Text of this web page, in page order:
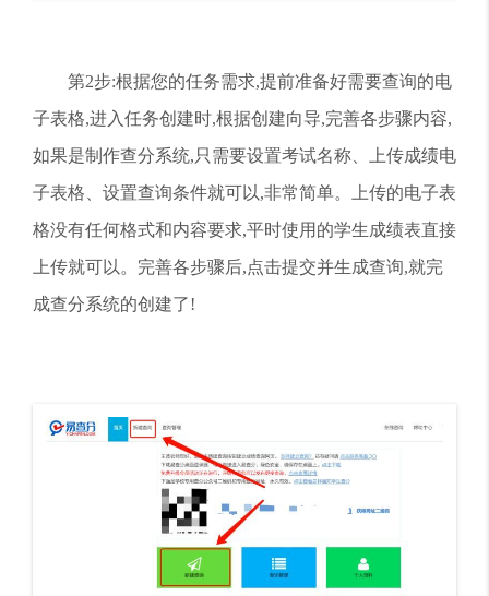
第2步:根据您的任务需求,提前准备好需要查询的电
子表格,进入任务创建时,根据创建向导,完善各步骤内容,
如果是制作查分系统,只需要设置考试名称、上传成绩电
子表格、设置查询条件就可以,非常简单。上传的电子表
格没有任何格式和内容要求,平时使用的学生成绩表直接
上传就可以。完善各步骤后,点击提交并生成查询,就完
成查分系统的创建了!